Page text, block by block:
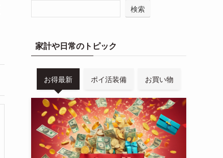
検索
家計や日常のトピック
お得最新 ポイ活装備 お買い物